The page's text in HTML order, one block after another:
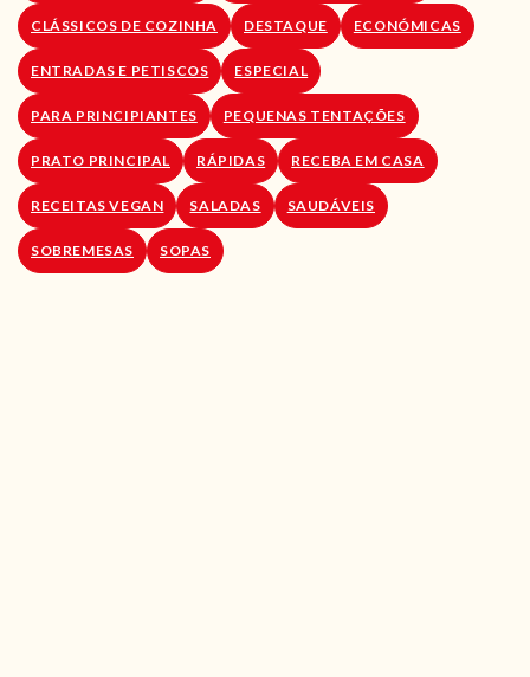
BLOG
CLÁSSICOS DE COZINHA DESTAQUE ECONÓMICAS
ENTRADAS E PETISCOS ESPECIAL
PARA PRINCIPIANTES PEQUENAS TENTAÇÕES
PRATO PRINCIPAL RÁPIDAS RECEBA EM CASA
RECEITAS VEGAN SALADAS SAUDÁVEIS
SOBREMESAS SOPAS